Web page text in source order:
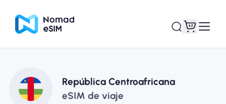
Entra / Registrarse Mis eSIM
República Centroafricana
eSIM de viaje